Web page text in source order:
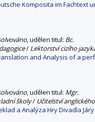
Komposita im Fachtext
, udělen titul: Bc.
/ Lektorství cizího
and Analysis of a
, udělen titul: Mgr.
školy/ Učitelství
a Analýza Hry Divadla